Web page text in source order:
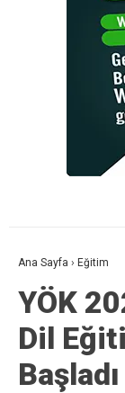
Ana Sayfa › Eğitim
YÖK
Dil
Başladı